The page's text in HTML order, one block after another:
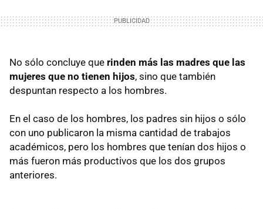
No sólo concluye que rinden más las madres que las
mujeres que no tienen hijos, sino que también
despuntan respecto a los hombres.
En el caso de los hombres, los padres sin hijos o sólo
con uno publicaron la misma cantidad de trabajos
académicos, pero los hombres que tenían dos hijos o
más fueron más productivos que los dos grupos
anteriores.